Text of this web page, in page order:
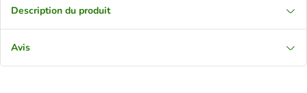
Description du produit
Avis